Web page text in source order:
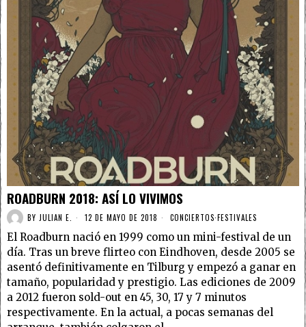
ROADBURN 2018: ASÍ LO VIVIMOS
BY JULIAN E. 12 DE MAYO DE 2018 CONCIERTOS·FESTIVALES
El Roadburn nació en 1999 como un mini-festival de un
día. Tras un breve flirteo con Eindhoven, desde 2005 se
asentó definitivamente en Tilburg y empezó a ganar en
tamaño, popularidad y prestigio. Las ediciones de 2009
a 2012 fueron sold-out en 45, 30, 17 y 7 minutos
respectivamente. En la actual, a pocas semanas del